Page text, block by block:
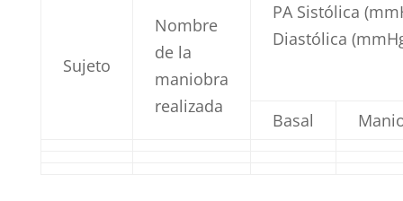
Sujeto
Nombre
de la
maniobra
realizada
PA Sistólica
Diastólica
Basal